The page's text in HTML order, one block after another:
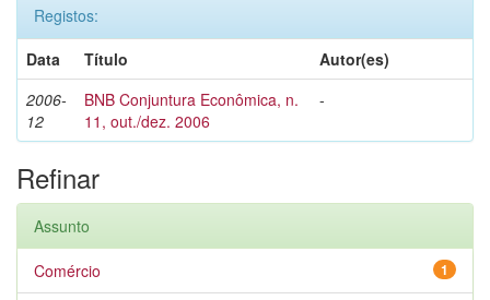
Registos:
Data
Título
Autor(es)
2006-
12
BNB Conjuntura Econômica, n.
11, out./dez. 2006
-
Refinar
Assunto
1
Comércio